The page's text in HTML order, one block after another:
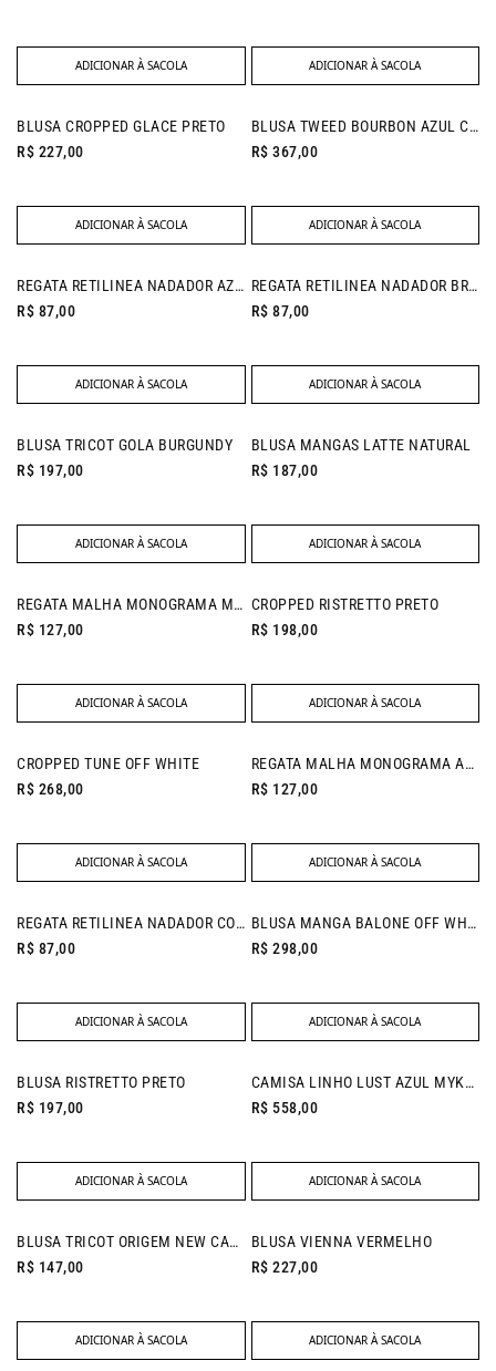
ADICIONAR À SACOLA ADICIONAR À SACOLA
BLUSA CROPPED GLACE PRETO
R$ 227,00
ADICIONAR À SACOLA
BLUSA TWEED BOURBON AZUL CELESTE
R$ 367,00
ADICIONAR À SACOLA
REGATA RETILINEA NADADOR AZUL DENIM
R$ 87,00
ADICIONAR À SACOLA
REGATA RETILINEA NADADOR BRANCO
R$ 87,00
ADICIONAR À SACOLA
BLUSA TRICOT GOLA BURGUNDY
R$ 197,00
ADICIONAR À SACOLA
BLUSA MANGAS LATTE NATURAL
R$ 187,00
ADICIONAR À SACOLA
NEW IN
REGATA MALHA MONOGRAMA MARINHO
R$ 127,00
ADICIONAR À SACOLA
CROPPED RISTRETTO PRETO
R$ 198,00
ADICIONAR À SACOLA
NEW IN
CROPPED TUNE OFF WHITE
R$ 268,00
ADICIONAR À SACOLA
NEW IN
REGATA MALHA MONOGRAMA AZUL CELESTE
R$ 127,00
ADICIONAR À SACOLA
REGATA RETILINEA NADADOR CORAL
R$ 87,00
ADICIONAR À SACOLA
NEW IN
BLUSA MANGA BALONE OFF WHITE
R$ 298,00
ADICIONAR À SACOLA
BLUSA RISTRETTO PRETO
R$ 197,00
ADICIONAR À SACOLA
NEW IN
CAMISA LINHO LUST AZUL MYKONOS
R$ 558,00
ADICIONAR À SACOLA
BLUSA TRICOT ORIGEM NEW CAQUI
R$ 147,00
ADICIONAR À SACOLA
NEW IN
BLUSA VIENNA VERMELHO
R$ 227,00
ADICIONAR À SACOLA